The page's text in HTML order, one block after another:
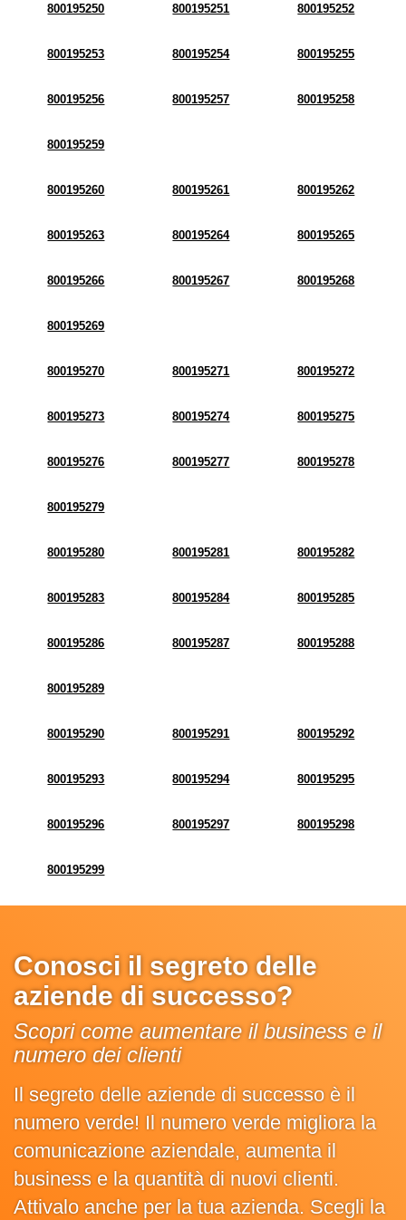
800195250 800195251 800195252
800195253 800195254 800195255
800195256 800195257 800195258
800195259
800195260 800195261 800195262
800195263 800195264 800195265
800195266 800195267 800195268
800195269
800195270 800195271 800195272
800195273 800195274 800195275
800195276 800195277 800195278
800195279
800195280 800195281 800195282
800195283 800195284 800195285
800195286 800195287 800195288
800195289
800195290 800195291 800195292
800195293 800195294 800195295
800195296 800195297 800195298
800195299
Conosci il segreto delle
aziende di successo?
Scopri come aumentare il business e il
numero dei clienti
Il segreto delle aziende di successo è il
numero verde! Il numero verde migliora la
comunicazione aziendale, aumenta il
business e la quantità di nuovi clienti.
Attivalo anche per la tua azienda. Scegli la